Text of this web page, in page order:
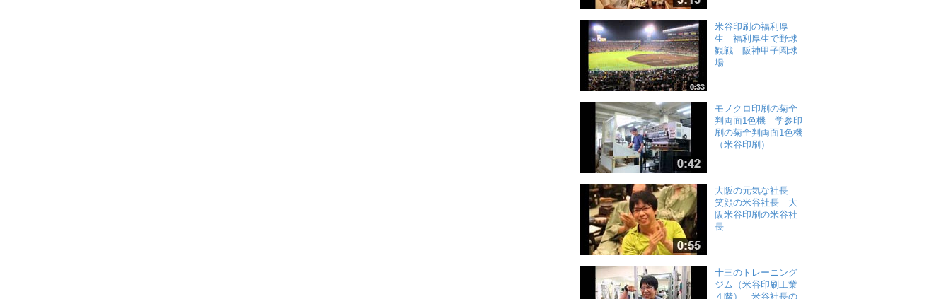
米谷印刷の福利厚
生 福利厚生で野球
観戦 阪神甲子園球
場
モノクロ印刷の菊全
判両面1色機 学参印
刷の菊全判両面1色機
（米谷印刷）
大阪の元気な社長
笑顔の米谷社長 大
阪米谷印刷の米谷社
長
十三のトレーニング
ジム（米谷印刷工業
４階） 米谷社長の